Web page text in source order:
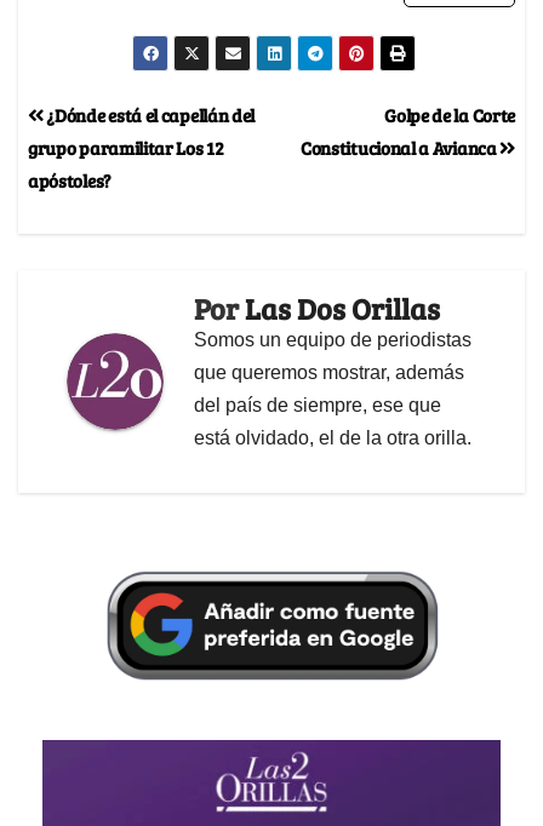
Golpe de la Corte
Constitucional a Avianca
¿Dónde está el capellán del
grupo paramilitar Los 12
apóstoles?
PorLas Dos Orillas
Somos un equipo de periodistas
que queremos mostrar, además
del país de siempre, ese que
está olvidado, el de la otra orilla.